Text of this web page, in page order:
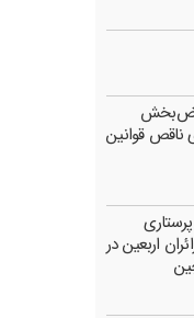
ناقص قوانین
اربعین در